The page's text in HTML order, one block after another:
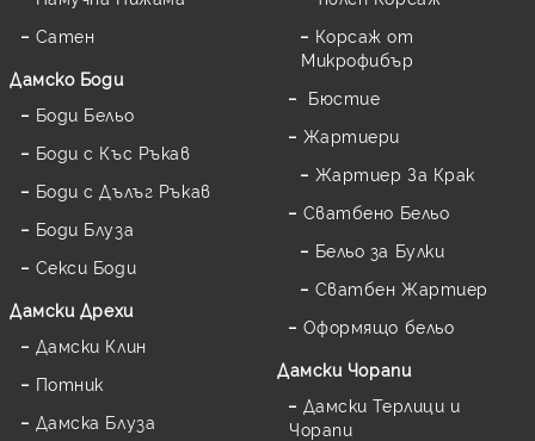
Сатен
Дамскo Боди
Боди Бельо
Боди с Къс Ръкав
Боди с Дълъг Ръкав
Боди Блуза
Секси Боди
Дамски Дрехи
Дамски Клин
Потник
Дамска Блуза
Корсаж от
Микрофибър
Бюстие
Жартиери
Жартиер За Крак
Сватбено Бельо
Бельо за Булки
Сватбен Жартиер
Оформящо бельо
Дамски Чорапи
Дамски Терлици и
Чорапи